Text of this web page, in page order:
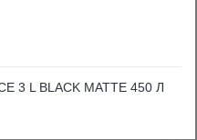
3 L BLACK MATTE 450 Л